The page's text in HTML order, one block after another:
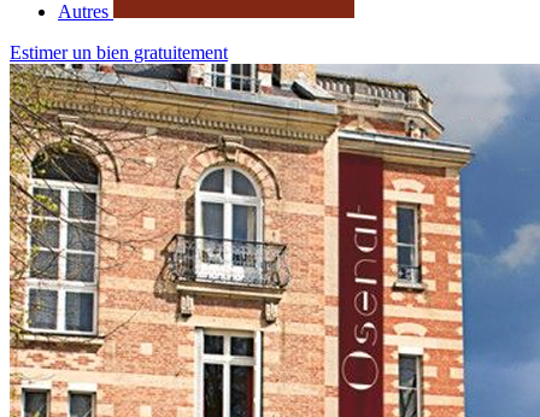
Autres
Estimer un bien gratuitement